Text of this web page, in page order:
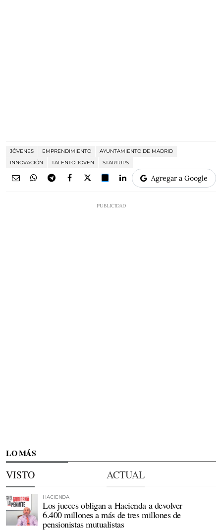
JÓVENES EMPRENDIMIENTO
AYUNTAMIENTO DE MADRID
INNOVACIÓN
TALENTO JOVEN STARTUPS
Agregar a Google
LO MÁS
VISTO ACTUAL
HACIENDA
Los jueces obligan a Hacienda a devolver
6.400 millones a más de tres millones de
pensionistas mutualistas